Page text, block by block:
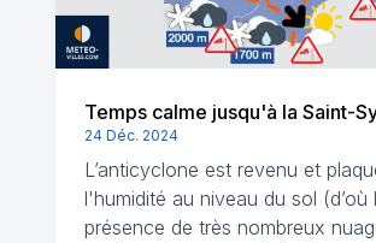
Temps calme jusqu'à la Saint-
24 Déc. 2024
L’anticyclone est revenu et
l'humidité au niveau du sol (d’où
présence de très nombreux